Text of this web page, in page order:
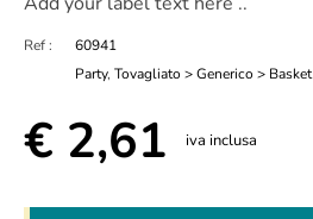
Ref :
60941
Party, Tovagliato > Generico > Basket
€ 2,61 iva inclusa